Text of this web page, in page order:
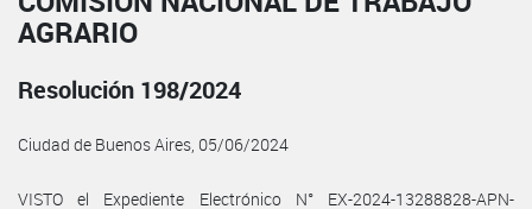
AGRARIO
Resolución 198/2024
Ciudad de Buenos Aires, 05/06/2024
VISTO el Expediente Electrónico N° EX-2024-13288828-APN-